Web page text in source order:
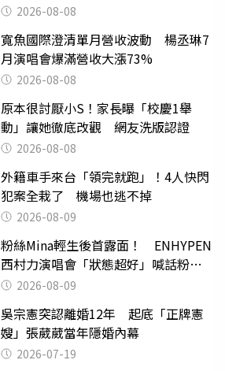
2026-08-08
寬魚國際澄清單月營收波動 楊丞琳7
月演唱會爆滿營收大漲73%
2026-08-08
原本很討厭小S！家長曝「校慶1舉
動」讓她徹底改觀 網友洗版認證
2026-08-08
外籍車手來台「領完就跑」！4人快閃
犯案全栽了 機場也逃不掉
2026-08-09
粉絲Mina輕生後首露面！ ENHYPEN
西村力演唱會「狀態超好」喊話粉
絲：我們心意相通
2026-08-09
吳宗憲突認離婚12年 起底「正牌憲
嫂」張葳葳當年隱婚內幕
2026-07-19